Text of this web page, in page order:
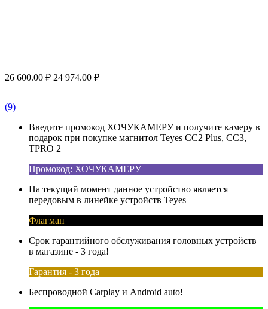
26 600.00 ₽ 24 974.00 ₽
(9)
Введите промокод ХОЧУКАМЕРУ и получите камеру в
подарок при покупке магнитол Teyes CC2 Plus, CC3,
TPRO 2
Промокод: ХОЧУКАМЕРУ
На текущий момент данное устройство является
передовым в линейке устройств Teyes
Флагман
Срок гарантийного обслуживания головных устройств
в магазине - 3 года!
Гарантия - 3 года
Беспроводной Carplay и Android auto!